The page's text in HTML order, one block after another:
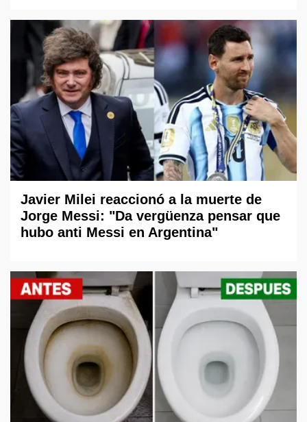
Javier Milei reaccionó a la muerte de
Jorge Messi: "Da vergüenza pensar que
hubo anti Messi en Argentina"